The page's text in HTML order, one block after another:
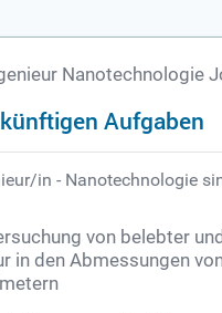
Nanotechnologie
Aufgaben
in - Nanotechnologie
von belebter
in den Abmessungen